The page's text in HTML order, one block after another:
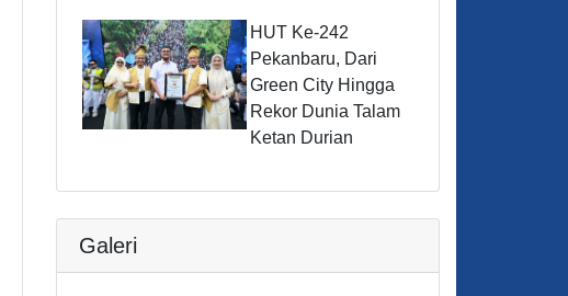
HUT Ke-242
Pekanbaru, Dari
Green City Hingga
Rekor Dunia Talam
Ketan Durian
Galeri